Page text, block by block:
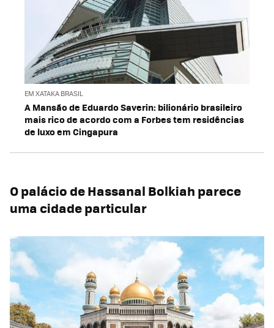
EM XATAKA BRASIL
A Mansão de Eduardo Saverin: bilionário brasileiro
mais rico de acordo com a Forbes tem residências
de luxo em Cingapura
O palácio de Hassanal Bolkiah parece
uma cidade particular